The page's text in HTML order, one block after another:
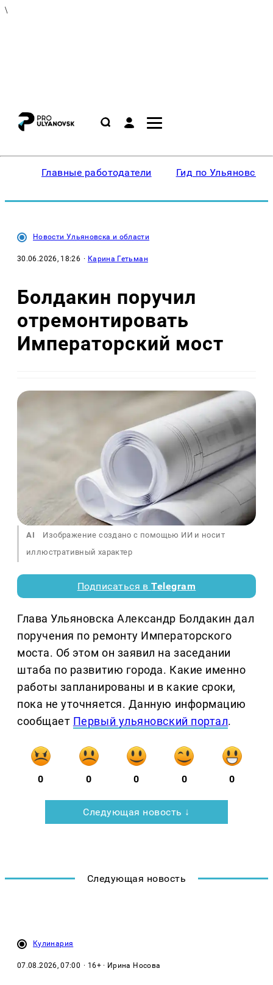
\
Главные работодатели Гид по Ульяновску
Новости Ульяновска и области
30.06.2026, 18:26 · Карина Гетьман
Болдакин поручил
отремонтировать
Императорский мост
AI
Изображение создано с помощью ИИ и носит
иллюстративный характер
Подписаться вTelegram
Глава Ульяновска Александр Болдакин дал
поручения по ремонту Императорского
моста. Об этом он заявил на заседании
штаба по развитию города. Какие именно
работы запланированы и в какие сроки,
пока не уточняется. Данную информацию
сообщает Первый ульяновский портал.
0 0 0 0 0
Следующая новость ↓
Следующая новость
Кулинария
07.08.2026, 07:00 · 16+ · Ирина Носова